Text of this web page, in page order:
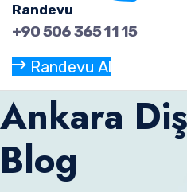
Randevu
+90 506 365 11 15
Randevu Al
Ankara
Blog